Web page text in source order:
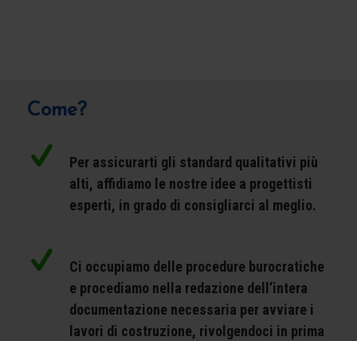
Come?
Per assicurarti gli standard qualitativi più
alti, affidiamo le nostre idee a progettisti
esperti, in grado di consigliarci al meglio.
Ci occupiamo delle procedure burocratiche
e procediamo nella redazione dell’intera
documentazione necessaria per avviare i
lavori di costruzione, rivolgendoci in prima